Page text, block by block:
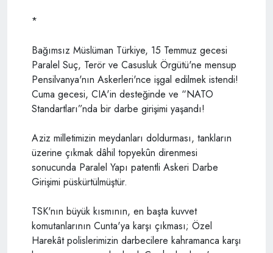
*
Bağımsız Müslüman Türkiye, 15 Temmuz gecesi
Paralel Suç, Terör ve Casusluk Örgütü'ne mensup
Pensilvanya'nın Askerleri'nce işgal edilmek istendi!
Cuma gecesi, CIA'in desteğinde ve “NATO
Standartları”nda bir darbe girişimi yaşandı!
Aziz milletimizin meydanları doldurması, tankların
üzerine çıkmak dâhil topyekûn direnmesi
sonucunda Paralel Yapı patentli Askeri Darbe
Girişimi püskürtülmüştür.
TSK'nın büyük kısmının, en başta kuvvet
komutanlarının Cunta'ya karşı çıkması; Özel
Harekât polislerimizin darbecilere kahramanca karşı